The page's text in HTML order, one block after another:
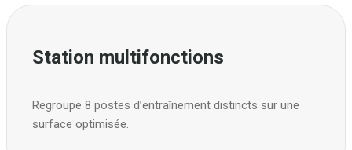
Station multifonctions
Regroupe 8 postes d’entraînement distincts sur une
surface optimisée.